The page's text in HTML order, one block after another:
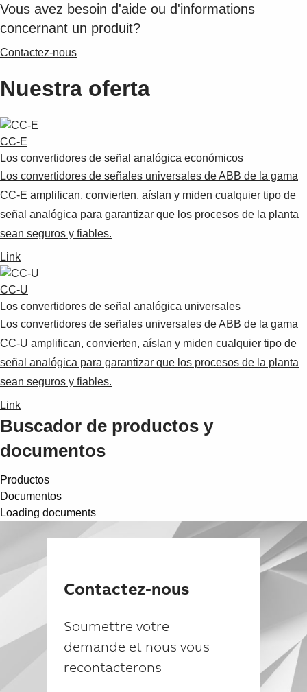
Vous avez besoin d'aide ou d'informations
concernant un produit?
Contactez-nous
Nuestra oferta
CC-E
Los convertidores de señal analógica económicos
Los convertidores de señales universales de ABB de la gama
CC-E amplifican, convierten, aíslan y miden cualquier tipo de
señal analógica para garantizar que los procesos de la planta
sean seguros y fiables.
Link
CC-U
Los convertidores de señal analógica universales
Los convertidores de señales universales de ABB de la gama
CC-U amplifican, convierten, aíslan y miden cualquier tipo de
señal analógica para garantizar que los procesos de la planta
sean seguros y fiables.
Link
Buscador de productos y
documentos
Productos
Documentos
Loading documents
Contactez-nous
Soumettre votre
demande et nous vous
recontacterons